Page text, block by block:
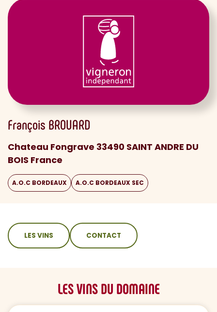
François BROUARD
Chateau Fongrave 33490 SAINT ANDRE DU
BOIS France
A.O.C BORDEAUX A.O.C BORDEAUX SEC
sommaire
LES VINS CONTACT
LES VINS DU DOMAINE